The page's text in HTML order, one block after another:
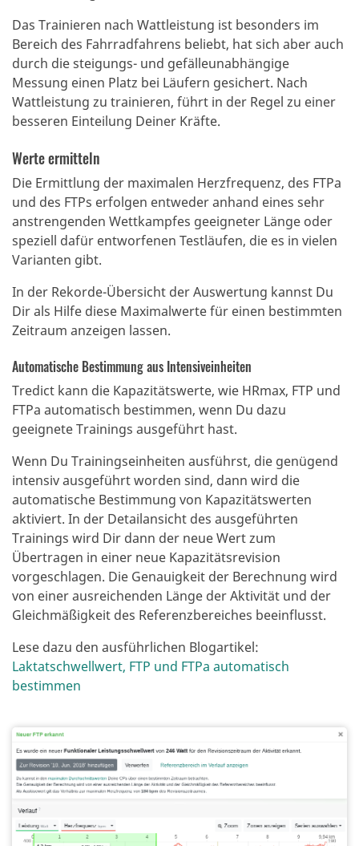
Das Trainieren nach Wattleistung ist besonders im
Bereich des Fahrradfahrens beliebt, hat sich aber auch
durch die steigungs- und gefälleunabhängige
Messung einen Platz bei Läufern gesichert. Nach
Wattleistung zu trainieren, führt in der Regel zu einer
besseren Einteilung Deiner Kräfte.
Werte ermitteln
Die Ermittlung der maximalen Herzfrequenz, des FTPa
und des FTPs erfolgen entweder anhand eines sehr
anstrengenden Wettkampfes geeigneter Länge oder
speziell dafür entworfenen Testläufen, die es in vielen
Varianten gibt.
In der Rekorde-Übersicht der Auswertung kannst Du
Dir als Hilfe diese Maximalwerte für einen bestimmten
Zeitraum anzeigen lassen.
Automatische Bestimmung aus Intensiveinheiten
Tredict kann die Kapazitätswerte, wie HRmax, FTP und
FTPa automatisch bestimmen, wenn Du dazu
geeignete Trainings ausgeführt hast.
Wenn Du Trainingseinheiten ausführst, die genügend
intensiv ausgeführt worden sind, dann wird die
automatische Bestimmung von Kapazitätswerten
aktiviert. In der Detailansicht des ausgeführten
Trainings wird Dir dann der neue Wert zum
Übertragen in einer neue Kapazitätsrevision
vorgeschlagen. Die Genauigkeit der Berechnung wird
von einer ausreichenden Länge der Aktivität und der
Gleichmäßigkeit des Referenzbereiches beeinflusst.
Lese dazu den ausführlichen Blogartikel:
Laktatschwellwert, FTP und FTPa automatisch
bestimmen